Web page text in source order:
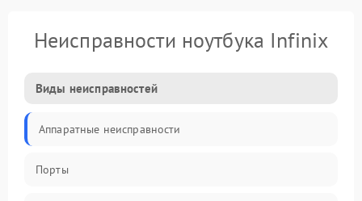
Неисправности ноутбука Infinix
Виды неисправностей
Аппаратные неисправности
Порты